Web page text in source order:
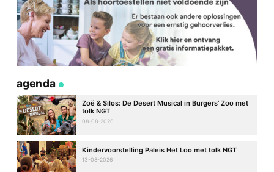
agenda
Zoë & Silos: De Desert Musical in Burgers’ Zoo met
tolk NGT
08-08-2026
Kindervoorstelling Paleis Het Loo met tolk NGT
13-08-2026